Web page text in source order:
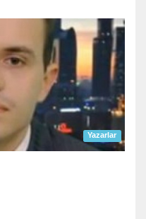
Yazarlar